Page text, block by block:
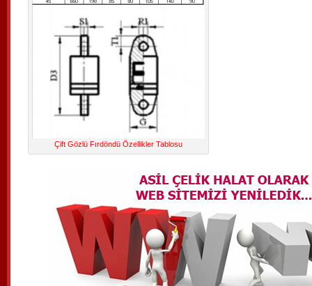
Çift Gözlü Fırdöndü Özellikler Tablosu